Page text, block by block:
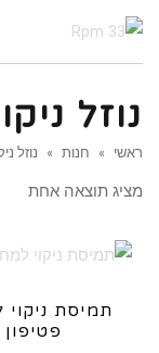
נוזל
ראשי » חנות » נוזל
מציג תוצאה אחת
תמיסת
פטיפון